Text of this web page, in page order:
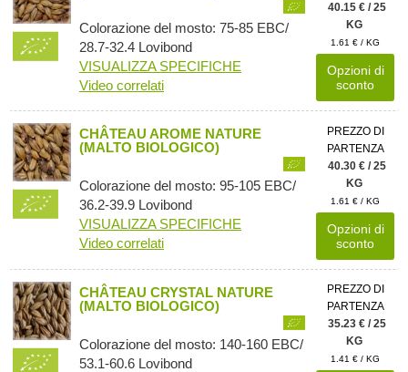
Colorazione del mosto: 75-85 EBC/
28.7-32.4 Lovibond
VISUALIZZA SPECIFICHE
Video correlati
40.15 € / 25
KG
1.61 € / KG
Opzioni di
sconto
CHÂTEAU AROME NATURE
(MALTO BIOLOGICO)
Colorazione del mosto: 95-105 EBC/
36.2-39.9 Lovibond
VISUALIZZA SPECIFICHE
Video correlati
PREZZO DI
PARTENZA
40.30 € / 25
KG
1.61 € / KG
Opzioni di
sconto
CHÂTEAU CRYSTAL NATURE
(MALTO BIOLOGICO)
Colorazione del mosto: 140-160 EBC/
53.1-60.6 Lovibond
PREZZO DI
PARTENZA
35.23 € / 25
KG
1.41 € / KG